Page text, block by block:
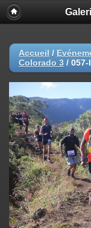
Accueil /
Colorado 3 / 057-